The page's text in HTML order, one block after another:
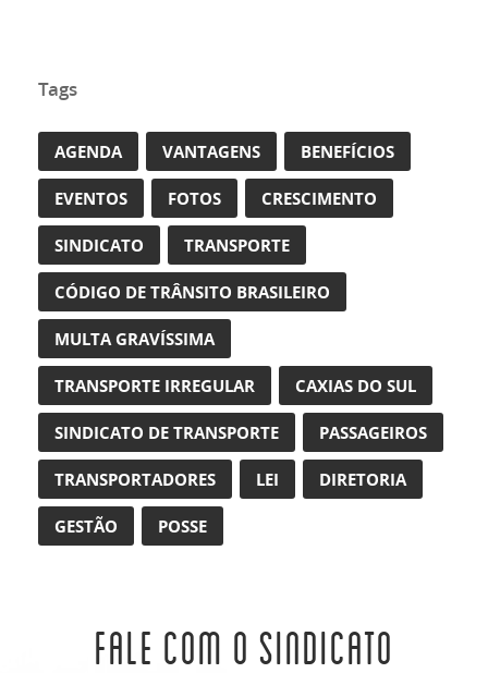
Tags
AGENDA VANTAGENS BENEFÍCIOS
EVENTOS FOTOS CRESCIMENTO
SINDICATO TRANSPORTE
CÓDIGO DE TRÂNSITO BRASILEIRO
MULTA GRAVÍSSIMA
TRANSPORTE IRREGULAR CAXIAS DO SUL
SINDICATO DE TRANSPORTE PASSAGEIROS
TRANSPORTADORES LEI DIRETORIA
GESTÃO POSSE
Fale com o Sindicato